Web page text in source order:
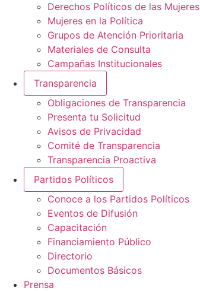
Derechos Políticos de las Mujeres
Mujeres en la Política
Grupos de Atención Prioritaria
Materiales de Consulta
Campañas Institucionales
Transparencia
Obligaciones de Transparencia
Presenta tu Solicitud
Avisos de Privacidad
Comité de Transparencia
Transparencia Proactiva
Partidos Políticos
Conoce a los Partidos Políticos
Eventos de Difusión
Capacitación
Financiamiento Público
Directorio
Documentos Básicos
Prensa